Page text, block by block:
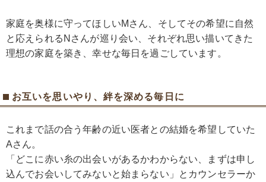
家庭を奥様に守ってほしいMさん、そしてその希望に自然
と応えられるNさんが巡り会い、それぞれ思い描いてきた
理想の家庭を築き、幸せな毎日を過ごしています。
お互いを思いやり、絆を深める毎日に
これまで話の合う年齢の近い医者との結婚を希望していた
Aさん。
「どこに赤い糸の出会いがあるかわからない、まずは申し
込んでお会いしてみないと始まらない」とカウンセラーか